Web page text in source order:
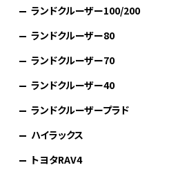
ランドクルーザー100/200
ランドクルーザー80
ランドクルーザー70
ランドクルーザー40
ランドクルーザープラド
ハイラックス
トヨタRAV4